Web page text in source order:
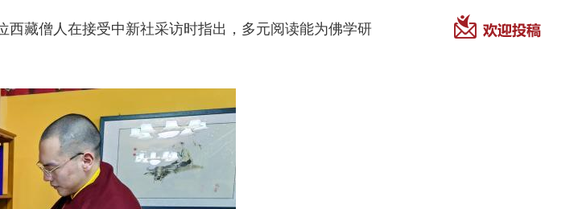
藏僧人在接受中新社采访时指出，多元阅读能为佛学研